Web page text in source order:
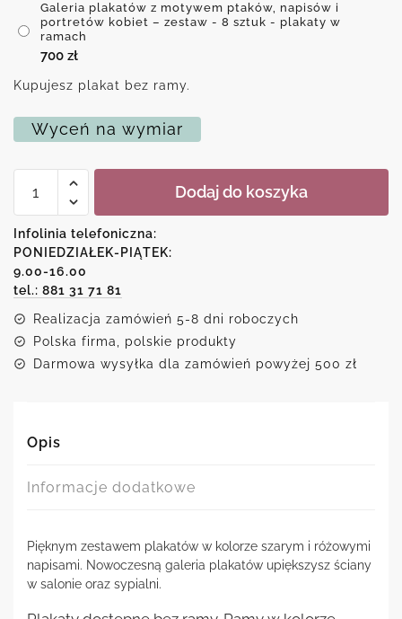
Galeria plakatów z motywem ptaków, napisów i
portretów kobiet – zestaw - 8 sztuk - plakaty w
ramach
700 zł
Kupujesz plakat bez ramy.
Wyceń na wymiar
Galeria
plakatów
motywem
ptaków,
napisów
i
kobiet
Dodaj do koszyka
Infolinia telefoniczna:
PONIEDZIAŁEK-PIĄTEK:
9.00-16.00
tel.: 881 31 71 81
Realizacja zamówień 5-8 dni roboczych
Polska firma, polskie produkty
Darmowa wysyłka dla zamówień powyżej 500 zł
Opis
Informacje dodatkowe
Pięknym zestawem plakatów w kolorze szarym i różowymi
napisami. Nowoczesną galeria plakatów upiększysz ściany
w salonie oraz sypialni.